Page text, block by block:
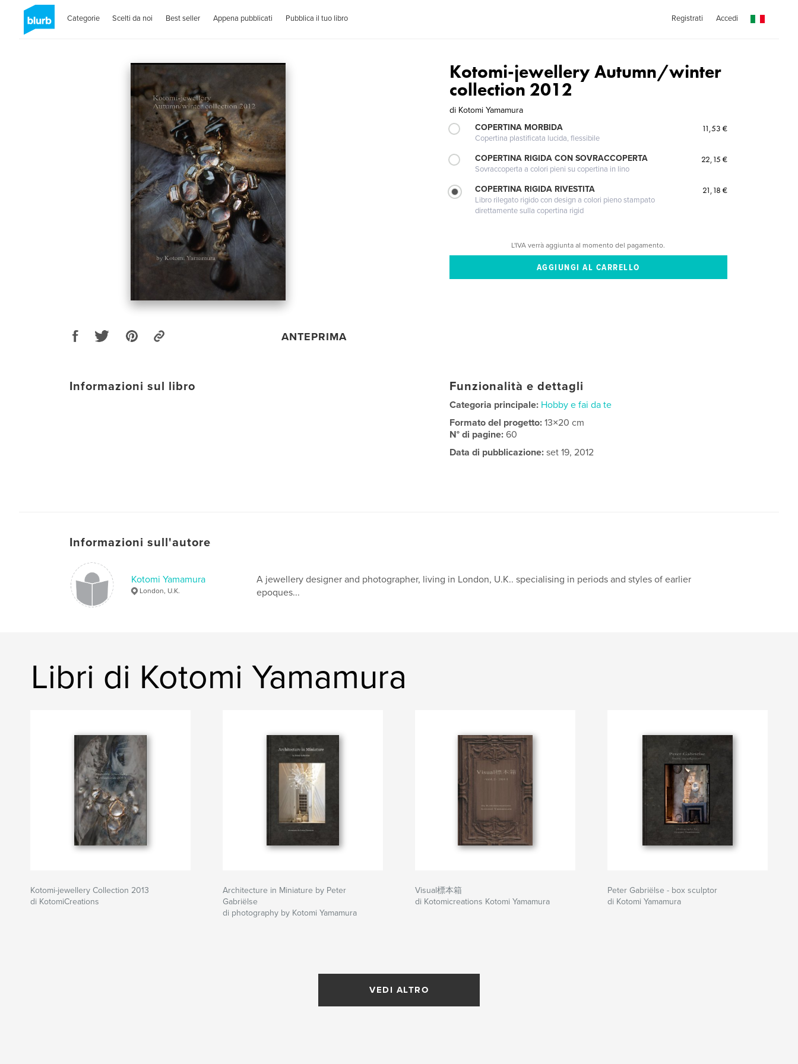
Categorie Scelti da noi Best seller Appena pubblicati Pubblica il tuo libro Registrati Accedi
ANTEPRIMA
Kotomi-jewellery Autumn/winter
collection 2012
di Kotomi Yamamura
COPERTINA MORBIDA
Copertina plastificata lucida, flessibile
11,53 €
COPERTINA RIGIDA CON SOVRACCOPERTA
Sovraccoperta a colori pieni su copertina in lino
22,15 €
COPERTINA RIGIDA RIVESTITA
Libro rilegato rigido con design a colori pieno stampato
direttamente sulla copertina rigid
21,18 €
L'IVA verrà aggiunta al momento del pagamento.
Informazioni sul libro Funzionalità e dettagli
Categoria principale: Hobby e fai da te
Formato del progetto:13×20 cm
N° di pagine:60
Data di pubblicazione: set 19, 2012
Informazioni sull'autore
Kotomi Yamamura
London, U.K.
A jewellery designer and photographer, living in London, U.K.. specialising in periods and styles of earlier
epoques...
Libri di Kotomi Yamamura
Kotomi-jewellery Collection 2013
di KotomiCreations
Architecture in Miniature by Peter
Gabriëlse
di photography by Kotomi Yamamura
Visual標本箱
di Kotomicreations Kotomi Yamamura
Peter Gabriëlse - box sculptor
di Kotomi Yamamura
VEDI ALTRO